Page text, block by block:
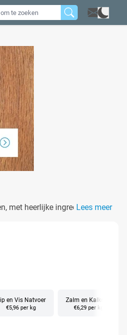
met heerlijke ingrediënten
Lees meer
en Vis Natvoer
€5,96 per kg
Zalm en Kalkoen
€6,29 per kg